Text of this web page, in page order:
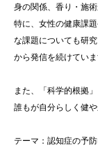
身の関係、香り・施
特に、女性の健康課
な課題についても研
から発信を続けていま
また、「科学的根拠
誰もが自分らしく健
テーマ：認知症の予